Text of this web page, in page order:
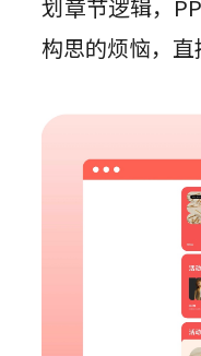
划章节逻辑，
构思的烦恼，直